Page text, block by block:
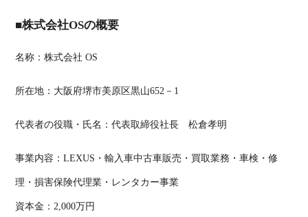
■株式会社OSの概要
名称：株式会社 OS
所在地：大阪府堺市美原区黒山652－1
代表者の役職・氏名：代表取締役社長 松倉孝明
事業内容：LEXUS・輸入車中古車販売・買取業務・車検・修
理・損害保険代理業・レンタカー事業
資本金：2,000万円